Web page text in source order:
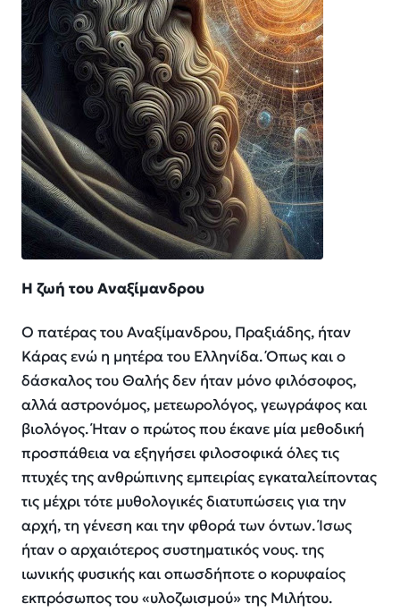
Η ζωή του Αναξίμανδρου
Ο πατέρας του Αναξίμανδρου, Πραξιάδης, ήταν
Κάρας ενώ η μητέρα του Ελληνίδα. Όπως και ο
δάσκαλος του Θαλής δεν ήταν μόνο φιλόσοφος,
αλλά αστρονόμος, μετεωρολόγος, γεωγράφος και
βιολόγος. Ήταν ο πρώτος που έκανε μία μεθοδική
προσπάθεια να εξηγήσει φιλοσοφικά όλες τις
πτυχές της ανθρώπινης εμπειρίας εγκαταλείποντας
τις μέχρι τότε μυθολογικές διατυπώσεις για την
αρχή, τη γένεση και την φθορά των όντων. Ίσως
ήταν ο αρχαιότερος συστηματικός νους. της
ιωνικής φυσικής και οπωσδήποτε ο κορυφαίος
εκπρόσωπος του «υλοζωισμού» της Μιλήτου.